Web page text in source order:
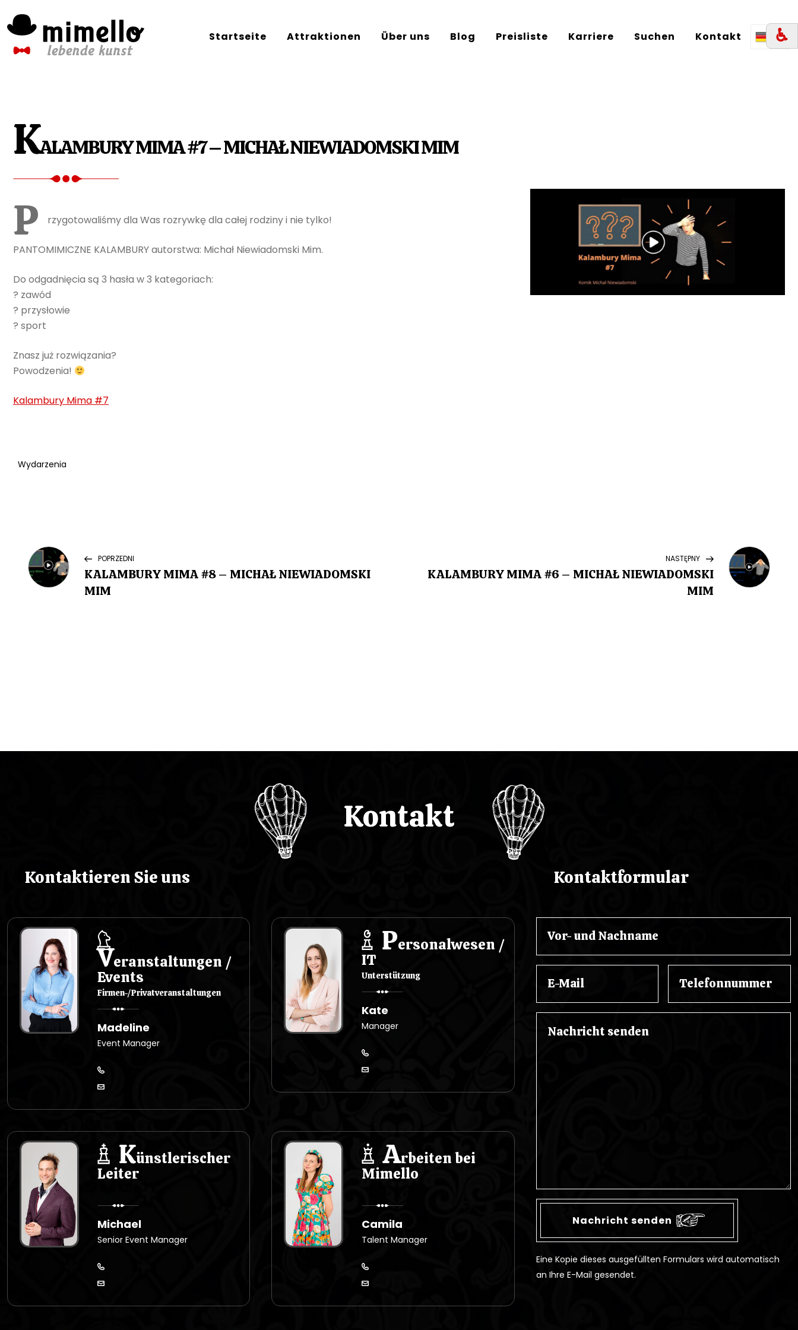
♿︎
to
content
DE
Startseite Attraktionen Über uns Blog Preisliste Karriere Suchen Kontakt
KALAMBURY MIMA #7 – MICHAŁ NIEWIADOMSKI MIM
P rzygotowaliśmy dla Was rozrywkę dla całej rodziny i nie tylko!
PANTOMIMICZNE KALAMBURY autorstwa: Michał Niewiadomski Mim.
Do odgadnięcia są 3 hasła w 3 kategoriach:
? zawód
? przysłowie
? sport
Znasz już rozwiązania?
Powodzenia!
Kalambury Mima #7
Wydarzenia
N
a
s
Previous
Post
POPRZEDNI
KALAMBURY MIMA #8 – MICHAŁ NIEWIADOMSKI
MIM
Post
NASTĘPNY
KALAMBURY MIMA #6 – MICHAŁ NIEWIADOMSKI
MIM
Kontakt
Kontaktieren Sie uns
Veranstaltungen /
Events
Firmen-/Privatveranstaltungen
Madeline
Event Manager
Personalwesen /
IT
Unterstützung
Kate
Manager
Künstlerischer
Leiter
Michael
Senior Event Manager
Arbeiten bei
Mimello
Camila
Talent Manager
Kontaktformular
Eine Kopie dieses ausgefüllten Formulars wird automatisch
an Ihre E-Mail gesendet.